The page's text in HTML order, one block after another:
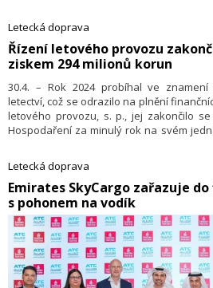
vykázala nejlepší výsledek ve své
leteckou společností na světě.
Letecká doprava
​Řízení letového provozu
ziskem 294 milionů korun
30.4. – Rok 2024 probíhal ve
letectví, což se odrazilo na plnění
letového provozu, s. p., jej zakončilo
Hospodaření za minulý rok na svém
Letecká doprava
​Emirates SkyCargo zařazuje
s pohonem na vodík